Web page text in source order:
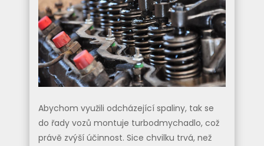
Abychom využili odcházející spaliny, tak se
do řady vozů montuje turbodmychadlo, což
právě zvýší účinnost. Sice chvilku trvá, než